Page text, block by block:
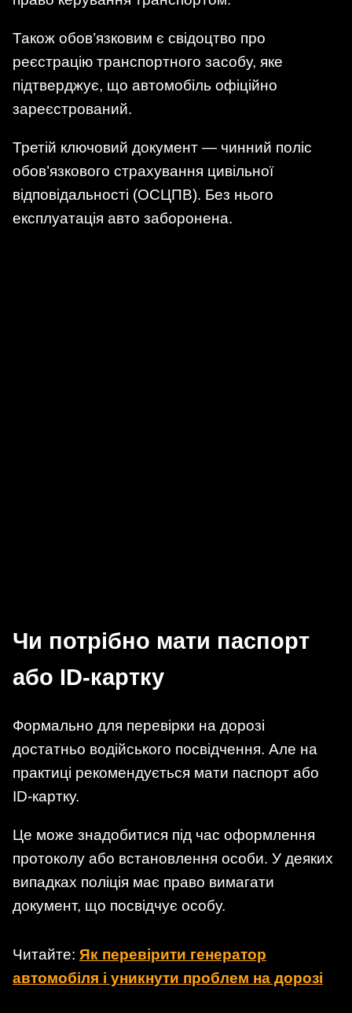
Також обов’язковим є свідоцтво про
реєстрацію транспортного засобу, яке
підтверджує, що автомобіль офіційно
зареєстрований.
Третій ключовий документ — чинний поліс
обов’язкового страхування цивільної
відповідальності (ОСЦПВ). Без нього
експлуатація авто заборонена.
Чи потрібно мати паспорт
або ID-картку
Формально для перевірки на дорозі
достатньо водійського посвідчення. Але на
практиці рекомендується мати паспорт або
ID-картку.
Це може знадобитися під час оформлення
протоколу або встановлення особи. У деяких
випадках поліція має право вимагати
документ, що посвідчує особу.
Читайте: Як перевірити генератор
автомобіля і уникнути проблем на дорозі